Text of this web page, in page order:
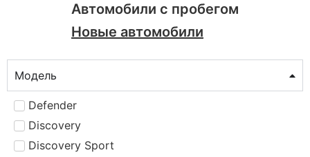
Автомобили с пробегом
Новые автомобили
Модель
Defender
Discovery
Discovery Sport